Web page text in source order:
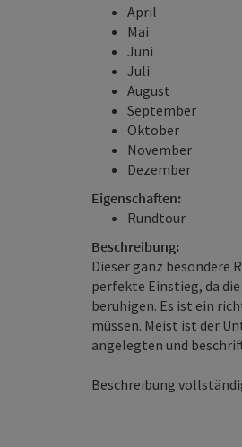
April
Mai
Juni
Juli
August
September
Oktober
November
Dezember
Eigenschaften:
Rundtour
Beschreibung:
Dieser ganz besondere
perfekte Einstieg, da
beruhigen. Es ist ein
müssen. Meist ist der
angelegten und
Beschreibung